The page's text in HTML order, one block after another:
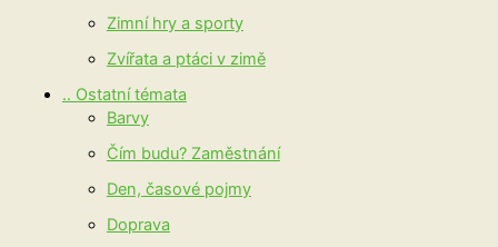
Zimní hry a sporty
Zvířata a ptáci v zimě
.. Ostatní témata
Barvy
Čím budu? Zaměstnání
Den, časové pojmy
Doprava